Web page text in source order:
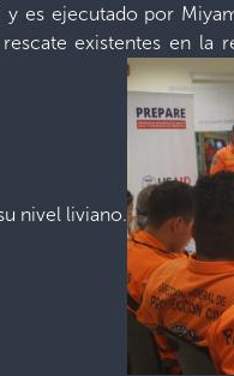
y es ejecutado por
existentes en la
nivel liviano.